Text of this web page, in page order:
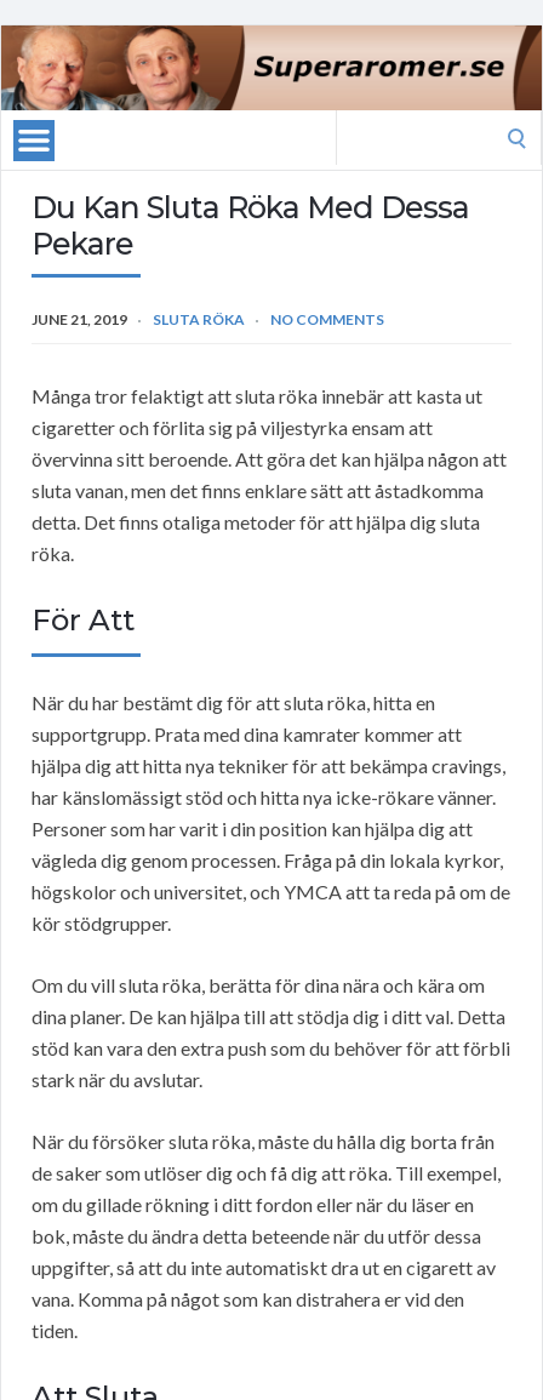
Du Kan Sluta Röka Med Dessa
Pekare
JUNE 21, 2019 SLUTA RÖKA NO COMMENTS
Många tror felaktigt att sluta röka innebär att kasta ut
cigaretter och förlita sig på viljestyrka ensam att
övervinna sitt beroende. Att göra det kan hjälpa någon att
sluta vanan, men det finns enklare sätt att åstadkomma
detta. Det finns otaliga metoder för att hjälpa dig sluta
röka.
För Att
När du har bestämt dig för att sluta röka, hitta en
supportgrupp. Prata med dina kamrater kommer att
hjälpa dig att hitta nya tekniker för att bekämpa cravings,
har känslomässigt stöd och hitta nya icke-rökare vänner.
Personer som har varit i din position kan hjälpa dig att
vägleda dig genom processen. Fråga på din lokala kyrkor,
högskolor och universitet, och YMCA att ta reda på om de
kör stödgrupper.
Om du vill sluta röka, berätta för dina nära och kära om
dina planer. De kan hjälpa till att stödja dig i ditt val. Detta
stöd kan vara den extra push som du behöver för att förbli
stark när du avslutar.
När du försöker sluta röka, måste du hålla dig borta från
de saker som utlöser dig och få dig att röka. Till exempel,
om du gillade rökning i ditt fordon eller när du läser en
bok, måste du ändra detta beteende när du utför dessa
uppgifter, så att du inte automatiskt dra ut en cigarett av
vana. Komma på något som kan distrahera er vid den
tiden.